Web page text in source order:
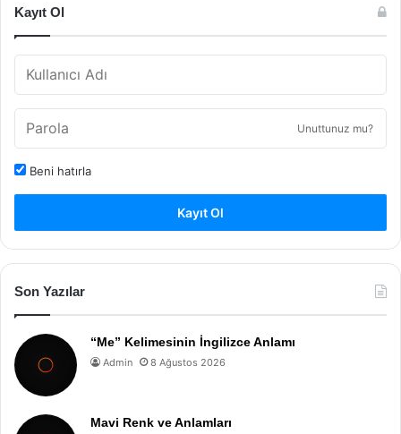
Kayıt Ol
Unuttunuz mu?
Beni hatırla
Kayıt Ol
Son Yazılar
“Me” Kelimesinin İngilizce Anlamı
Admin 8 Ağustos 2026
Mavi Renk ve Anlamları